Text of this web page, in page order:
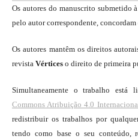
Os autores do manuscrito submetido
pelo autor correspondente,
Os autores mantêm os direitos
revista Vértices o direito de primeira
Simultaneamente o trabalho está
Commons Atribuição 4.0
redistribuir os trabalhos por
tendo como base o seu conteúdo,